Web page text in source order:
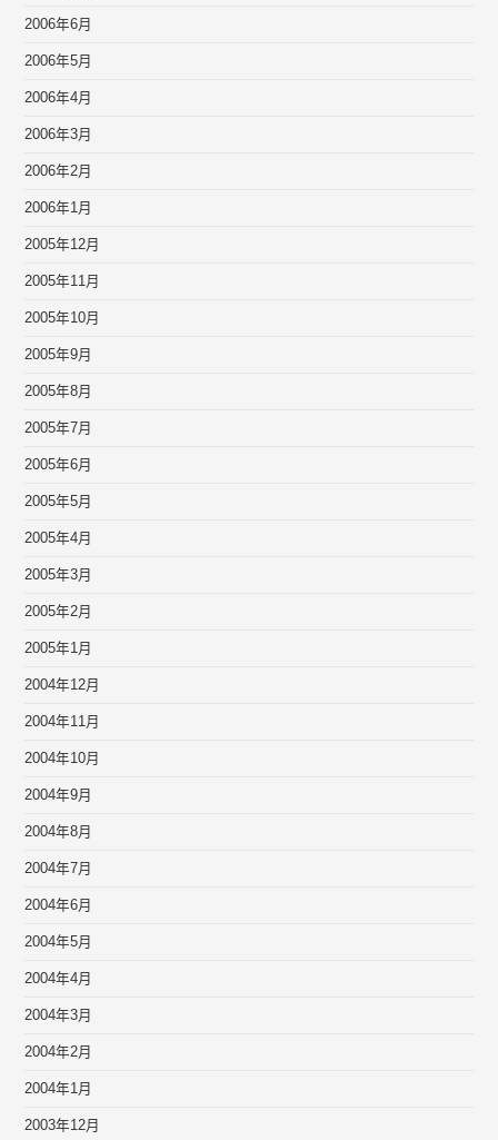
2006年6月
2006年5月
2006年4月
2006年3月
2006年2月
2006年1月
2005年12月
2005年11月
2005年10月
2005年9月
2005年8月
2005年7月
2005年6月
2005年5月
2005年4月
2005年3月
2005年2月
2005年1月
2004年12月
2004年11月
2004年10月
2004年9月
2004年8月
2004年7月
2004年6月
2004年5月
2004年4月
2004年3月
2004年2月
2004年1月
2003年12月